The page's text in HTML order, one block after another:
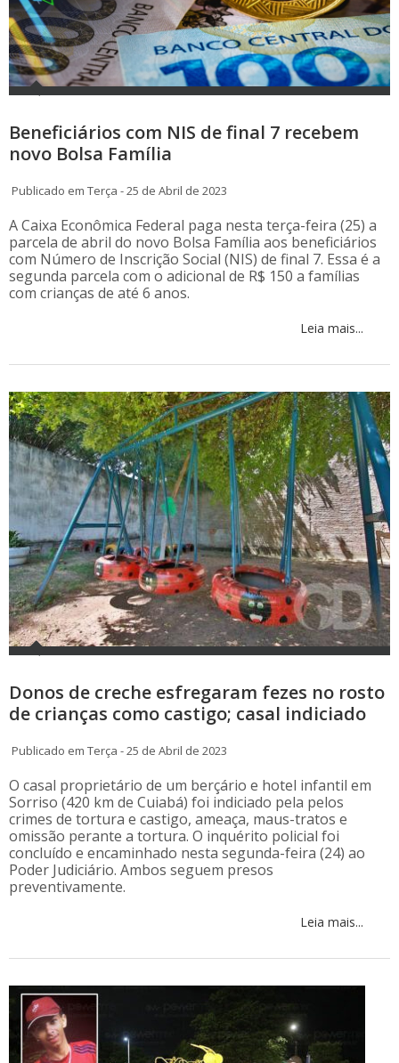
Beneficiários com NIS de final 7 recebem
novo Bolsa Família
Publicado em Terça - 25 de Abril de 2023
A Caixa Econômica Federal paga nesta terça-feira (25) a
parcela de abril do novo Bolsa Família aos beneficiários
com Número de Inscrição Social (NIS) de final 7. Essa é a
segunda parcela com o adicional de R$ 150 a famílias
com crianças de até 6 anos.
Leia mais...
Donos de creche esfregaram fezes no rosto
de crianças como castigo; casal indiciado
Publicado em Terça - 25 de Abril de 2023
O casal proprietário de um berçário e hotel infantil em
Sorriso (420 km de Cuiabá) foi indiciado pela pelos
crimes de tortura e castigo, ameaça, maus-tratos e
omissão perante a tortura. O inquérito policial foi
concluído e encaminhado nesta segunda-feira (24) ao
Poder Judiciário. Ambos seguem presos
preventivamente.
Leia mais...